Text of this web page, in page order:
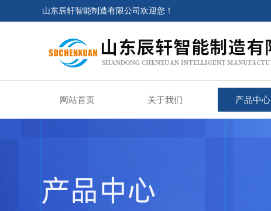
山东辰轩智能制造有限公司欢迎您！
网站首页 关于我们 产品中心